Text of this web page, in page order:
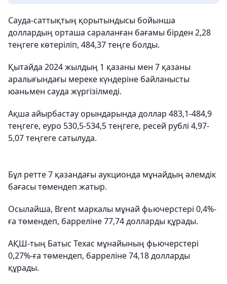
Сауда-саттықтың қорытындысы бойынша
доллардың орташа сараланған бағамы бірден 2,28
теңгеге көтеріліп, 484,37 теңге болды.
Қытайда 2024 жылдың 1 қазаны мен 7 қазаны
аралығындағы мереке күндеріне байланысты
юаньмен сауда жүргізілмеді.
Ақша айырбастау орындарында доллар 483,1-484,9
теңгеге, еуро 530,5-534,5 теңгеге, ресей рублі 4,97-
5,07 теңгеге сатылуда.
Бұл ретте 7 қазандағы аукционда мұнайдың әлемдік
бағасы төмендеп жатыр.
Осылайша, Brent маркалы мұнай фьючерстері 0,4%-
ға төмендеп, барреліне 77,74 долларды құрады.
АҚШ-тың Батыс Техас мұнайының фьючерстері
0,27%-ға төмендеп, барреліне 74,18 долларды
құрады.